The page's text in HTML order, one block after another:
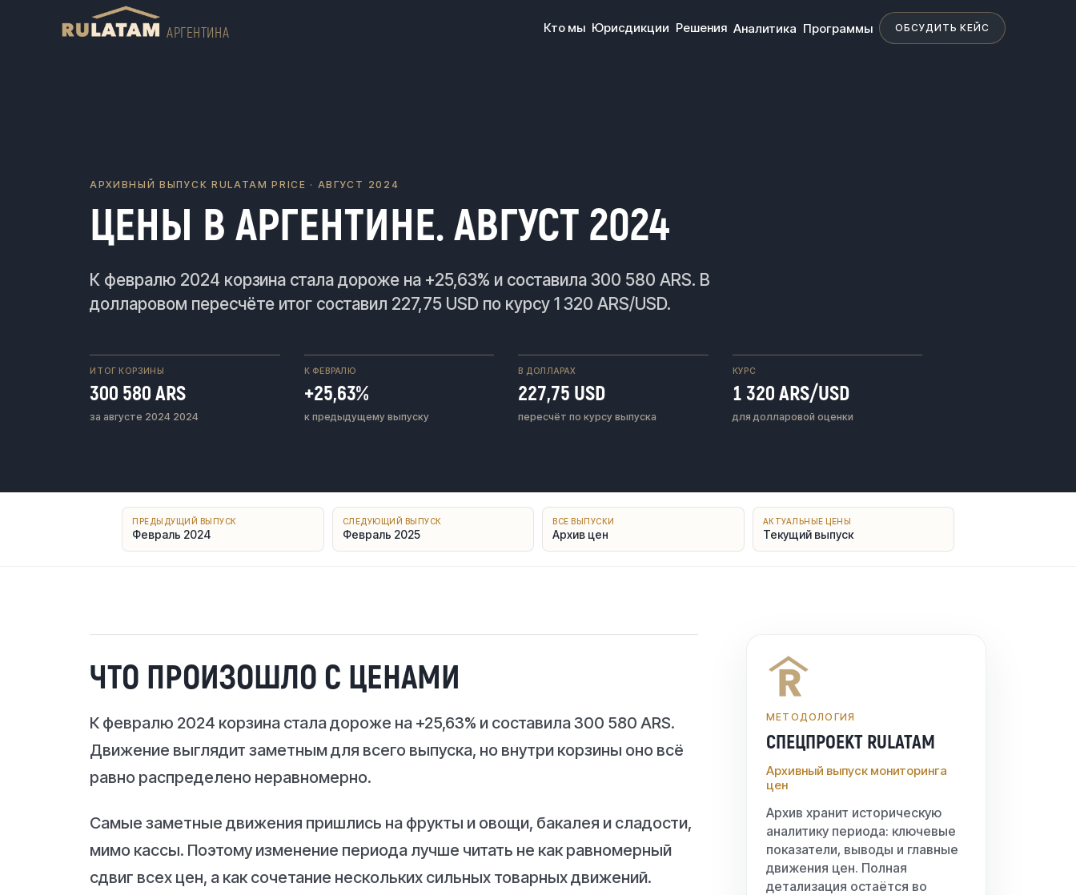
АРГЕНТИНА Кто мы Юрисдикции Решения Аналитика Программы ОБСУДИТЬ КЕЙС
АРХИВНЫЙ ВЫПУСК RULATAM PRICE · АВГУСТ 2024
ЦЕНЫ В АРГЕНТИНЕ. АВГУСТ 2024
К февралю 2024 корзина стала дороже на +25,63% и составила 300 580 ARS. В
долларовом пересчёте итог составил 227,75 USD по курсу 1 320 ARS/USD.
ИТОГ КОРЗИНЫ
300 580 ARS
за августе 2024 2024
К ФЕВРАЛЮ
+25,63%
к предыдущему выпуску
В ДОЛЛАРАХ
227,75 USD
пересчёт по курсу выпуска
КУРС
1 320 ARS/USD
для долларовой оценки
ПРЕДЫДУЩИЙ ВЫПУСК
Февраль 2024
СЛЕДУЮЩИЙ ВЫПУСК
Февраль 2025
ВСЕ ВЫПУСКИ
Архив цен
АКТУАЛЬНЫЕ ЦЕНЫ
Текущий выпуск
ЧТО ПРОИЗОШЛО С ЦЕНАМИ
К февралю 2024 корзина стала дороже на +25,63% и составила 300 580 ARS.
Движение выглядит заметным для всего выпуска, но внутри корзины оно всё
равно распределено неравномерно.
Самые заметные движения пришлись на фрукты и овощи, бакалея и сладости,
мимо кассы. Поэтому изменение периода лучше читать не как равномерный
сдвиг всех цен, а как сочетание нескольких сильных товарных движений.
МЕТОДОЛОГИЯ
СПЕЦПРОЕКТ RULATAM
Архивный выпуск мониторинга
цен
Архив хранит историческую
аналитику периода: ключевые
показатели, выводы и главные
движения цен. Полная
детализация остаётся во